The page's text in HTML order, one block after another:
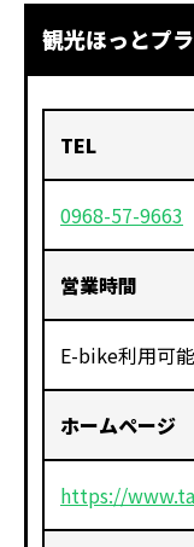
観光ほっとプ
TEL
0968-57-9663
営業時間
E-bike利用可
ホームページ
https://